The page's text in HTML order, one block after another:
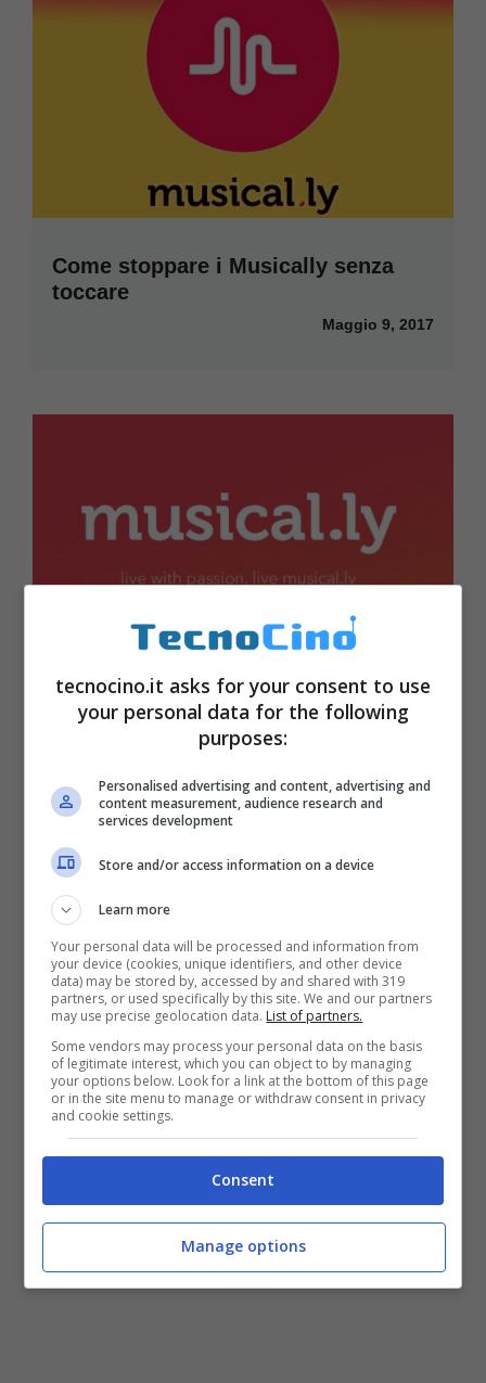
Come stoppare i Musically senza
toccare
Maggio 9, 2017
Come fare bei video su Musically
Maggio 9, 2017
Come si usa Musically
tecnocino.it asks for your consent to use
your personal data for the following
purposes:
Personalised advertising and content, advertising and
content measurement, audience research and
services development
Store and/or access information on a device
Learn more
Your personal data will be processed and information from
your device (cookies, unique identifiers, and other device
data) may be stored by, accessed by and shared with 319
partners, or used specifically by this site. We and our partners
may use precise geolocation data. List of partners.
Some vendors may process your personal data on the basis
of legitimate interest, which you can object to by managing
your options below. Look for a link at the bottom of this page
or in the site menu to manage or withdraw consent in privacy
and cookie settings.
Consent
Manage options